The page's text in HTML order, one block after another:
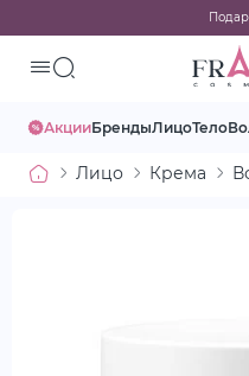
АкцииБрендыЛицоТело
Лицо Крема